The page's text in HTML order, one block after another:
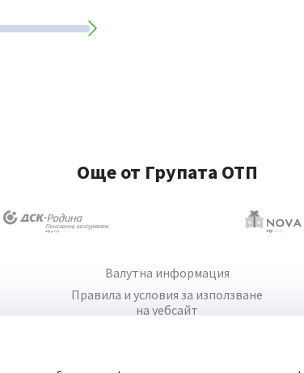
Още от Групата ОТП
Валутна информация
Правила и условия за използване
на уебсайт